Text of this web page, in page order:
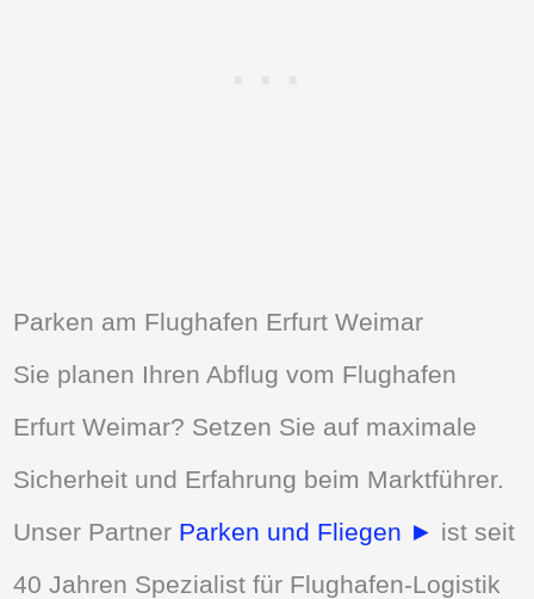
Parken am Flughafen Erfurt Weimar
Sie planen Ihren Abflug vom Flughafen
Erfurt Weimar? Setzen Sie auf maximale
Sicherheit und Erfahrung beim Marktführer.
Unser Partner Parken und Fliegen ► ist seit
40 Jahren Spezialist für Flughafen-Logistik